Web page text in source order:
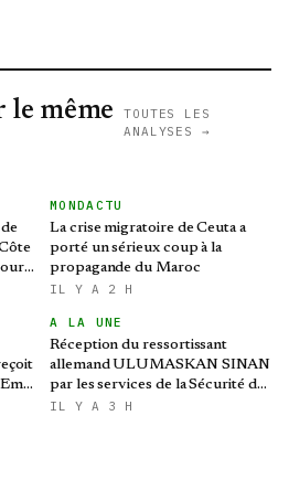
le même
TOUTES LES
ANALYSES →
MONDACTU
La crise migratoire de Ceuta a
porté un sérieux coup à la
propagande du Maroc
IL Y A 2 H
A LA UNE
Réception du ressortissant
allemand ULUMASKAN SINAN
par les services de la Sécurité de
l’Armée
IL Y A 3 H